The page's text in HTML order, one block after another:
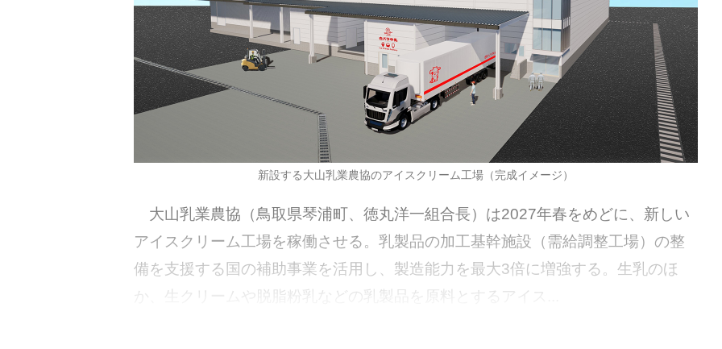
新設する大山乳業農協のアイスクリーム工場（完成イメージ）
大山乳業農協（鳥取県琴浦町、徳丸洋一組合長）は2027年春をめどに、新しい
アイスクリーム工場を稼働させる。乳製品の加工基幹施設（需給調整工場）の整
備を支援する国の補助事業を活用し、製造能力を最大3倍に増強する。生乳のほ
か、生クリームや脱脂粉乳などの乳製品を原料とするアイス...